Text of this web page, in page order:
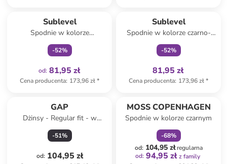
Sublevel
Spodnie w kolorze
musztardowym
-52%
od: 81,95 zł
Cena producenta: 173,96 zł*
Sublevel
Spodnie w kolorze czarno-
szarym
-52%
81,95 zł
Cena producenta: 173,96 zł*
GAP
Dżinsy - Regular fit - w
kolorze błękitnym
-51%
od: 104,95 zł
MOSS COPENHAGEN
Spodnie w kolorze czarnym
-68%
od: 104,95 złregularna
od: 94,95 zł z family